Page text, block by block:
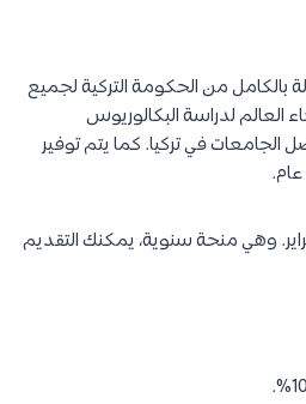
من الحكومة التركية لجميع
العالم لدراسة البكالوريوس
الجامعات في تركيا. كما يتم توفير
وهي منحة سنوية، يمكنك التقديم